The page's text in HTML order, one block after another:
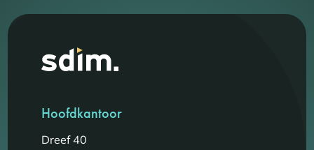
Hoofdkantoor
Dreef 40